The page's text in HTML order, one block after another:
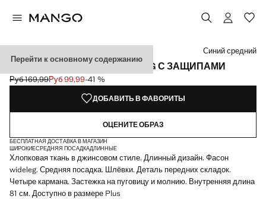
Перейти к основному содержанию
ШИРОКИЕ ДЖИНСЫ WIDE LEG С ЗАЩИПАМИ
Начальная цена зачеркнута [Руб 169,99 ]
Руб 169,99
Текущая цена [Руб 99,99 ]
Руб 99,99-41 %
Выберите цвет
Синий средний
ДОБАВИТЬ В ФАВОРИТЫ
ОЦЕНИТЕ ОБРАЗ
БЕСПЛАТНАЯ ДОСТАВКА В МАГАЗИН
ШИРОКИЕСРЕДНЯЯ ПОСАДКАДЛИННЫЕ
Хлопковая ткань в джинсовом стиле. Длинный дизайн. Фасон
wideleg. Средняя посадка. Шлёвки. Деталь передних складок.
Четыре кармана. Застежка на пуговицу и молнию. Внутренняя длина
81 см. Доступно в размере Plus